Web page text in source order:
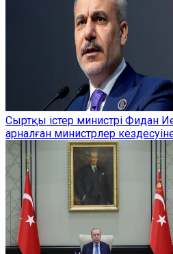
Сыртқы істер министрі Фидан
арналған министрлер